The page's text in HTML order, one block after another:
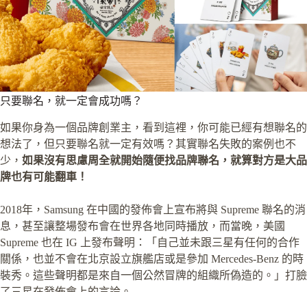
只要聯名，就一定會成功嗎？
如果你身為一個品牌創業主，看到這裡，你可能已經有想聯名的
想法了，但只要聯名就一定有效嗎？其實聯名失敗的案例也不
少， 如果沒有思慮周全就開始隨便找品牌聯名，就算對方是大品
牌也有可能翻車！
2018年，Samsung 在中國的發佈會上宣布將與 Supreme 聯名的消
息，甚至讓整場發布會在世界各地同時播放，而當晚，美國
Supreme 也在 IG 上發布聲明：「自己並未跟三星有任何的合作
關係，也並不會在北京設立旗艦店或是參加 Mercedes-Benz 的時
裝秀。這些聲明都是來自一個公然冒牌的組織所偽造的。」打臉